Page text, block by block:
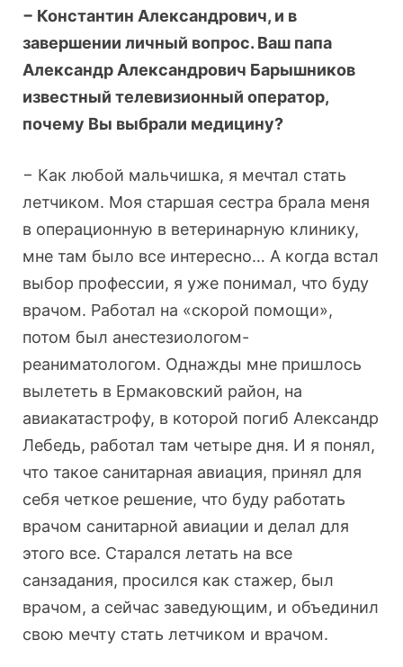
− Константин Александрович, и в
завершении личный вопрос. Ваш папа
Александр Александрович Барышников
известный телевизионный оператор,
почему Вы выбрали медицину?
− Как любой мальчишка, я мечтал стать
летчиком. Моя старшая сестра брала меня
в операционную в ветеринарную клинику,
мне там было все интересно… А когда встал
выбор профессии, я уже понимал, что буду
врачом. Работал на «скорой помощи»,
потом был анестезиологом-
реаниматологом. Однажды мне пришлось
вылететь в Ермаковский район, на
авиакатастрофу, в которой погиб Александр
Лебедь, работал там четыре дня. И я понял,
что такое санитарная авиация, принял для
себя четкое решение, что буду работать
врачом санитарной авиации и делал для
этого все. Старался летать на все
санзадания, просился как стажер, был
врачом, а сейчас заведующим, и объединил
свою мечту стать летчиком и врачом.